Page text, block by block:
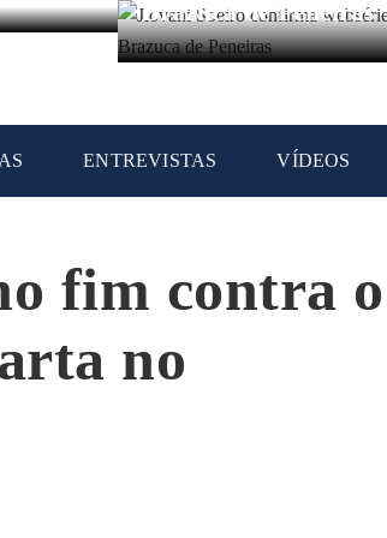
Brazuca de Peneiras
ENTREVISTAS VÍDEOS
fim contra o
no